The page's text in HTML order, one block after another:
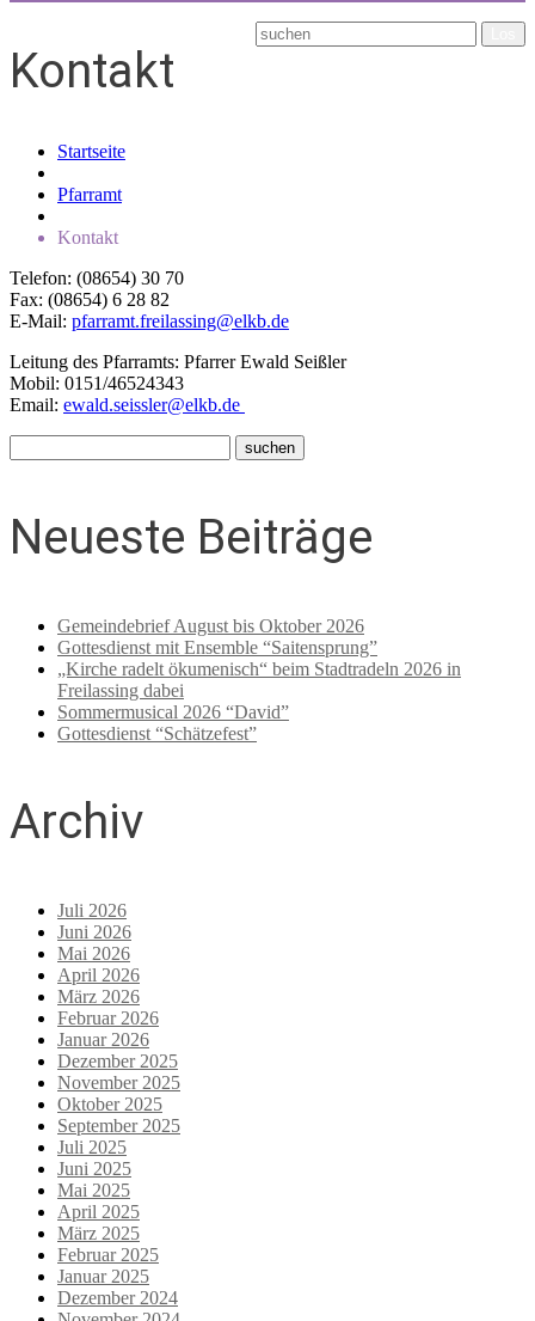
Kontakt
Startseite
Pfarramt
Kontakt
Telefon: (08654) 30 70
Fax: (08654) 6 28 82
E-Mail: pfarramt.freilassing@elkb.de
Leitung des Pfarramts: Pfarrer Ewald Seißler
Mobil: 0151/46524343
Email: ewald.seissler@elkb.de
Neueste Beiträge
Gemeindebrief August bis Oktober 2026
Gottesdienst mit Ensemble “Saitensprung”
„Kirche radelt ökumenisch“ beim Stadtradeln 2026 in
Freilassing dabei
Sommermusical 2026 “David”
Gottesdienst “Schätzefest”
Archiv
Juli 2026
Juni 2026
Mai 2026
April 2026
März 2026
Februar 2026
Januar 2026
Dezember 2025
November 2025
Oktober 2025
September 2025
Juli 2025
Juni 2025
Mai 2025
April 2025
März 2025
Februar 2025
Januar 2025
Dezember 2024